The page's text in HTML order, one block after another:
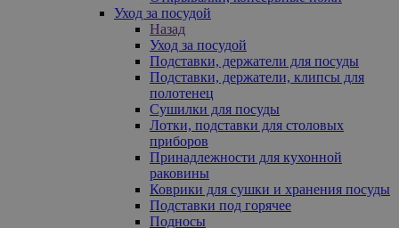
Уход за посудой
Назад
Уход за посудой
Подставки, держатели для посуды
Подставки, держатели, клипсы для
полотенец
Сушилки для посуды
Лотки, подставки для столовых
приборов
Принадлежности для кухонной
раковины
Коврики для сушки и хранения посуды
Подставки под горячее
Подносы